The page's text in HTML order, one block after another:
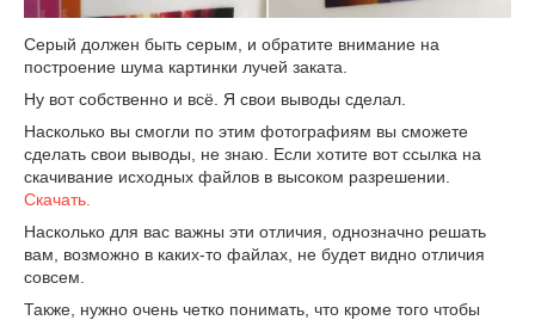
Серый должен быть серым, и обратите внимание на
построение шума картинки лучей заката.
Ну вот собственно и всё. Я свои выводы сделал.
Насколько вы смогли по этим фотографиям вы сможете
сделать свои выводы, не знаю. Если хотите вот ссылка на
скачивание исходных файлов в высоком разрешении.
Скачать.
Насколько для вас важны эти отличия, однозначно решать
вам, возможно в каких-то файлах, не будет видно отличия
совсем.
Также, нужно очень четко понимать, что кроме того чтобы